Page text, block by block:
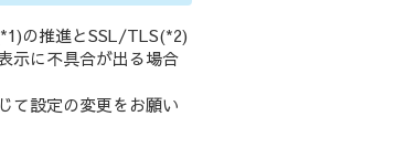
の推進とSSL/TLS(*2)
示に不具合が出る場合
て設定の変更をお願い